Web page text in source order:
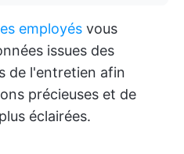
employés vous
issues des
de l'entretien afin
précieuses et de
éclairées.